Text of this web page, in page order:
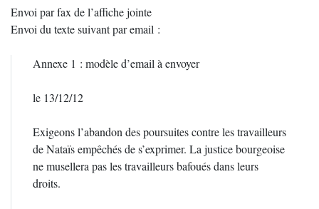
Envoi par fax de l’affiche jointe
Envoi du texte suivant par email :
Annexe 1 : modèle d’email à envoyer
le 13/12/12
Exigeons l’abandon des poursuites contre les travailleurs
de Nataïs empêchés de s’exprimer. La justice bourgeoise
ne musellera pas les travailleurs bafoués dans leurs
droits.